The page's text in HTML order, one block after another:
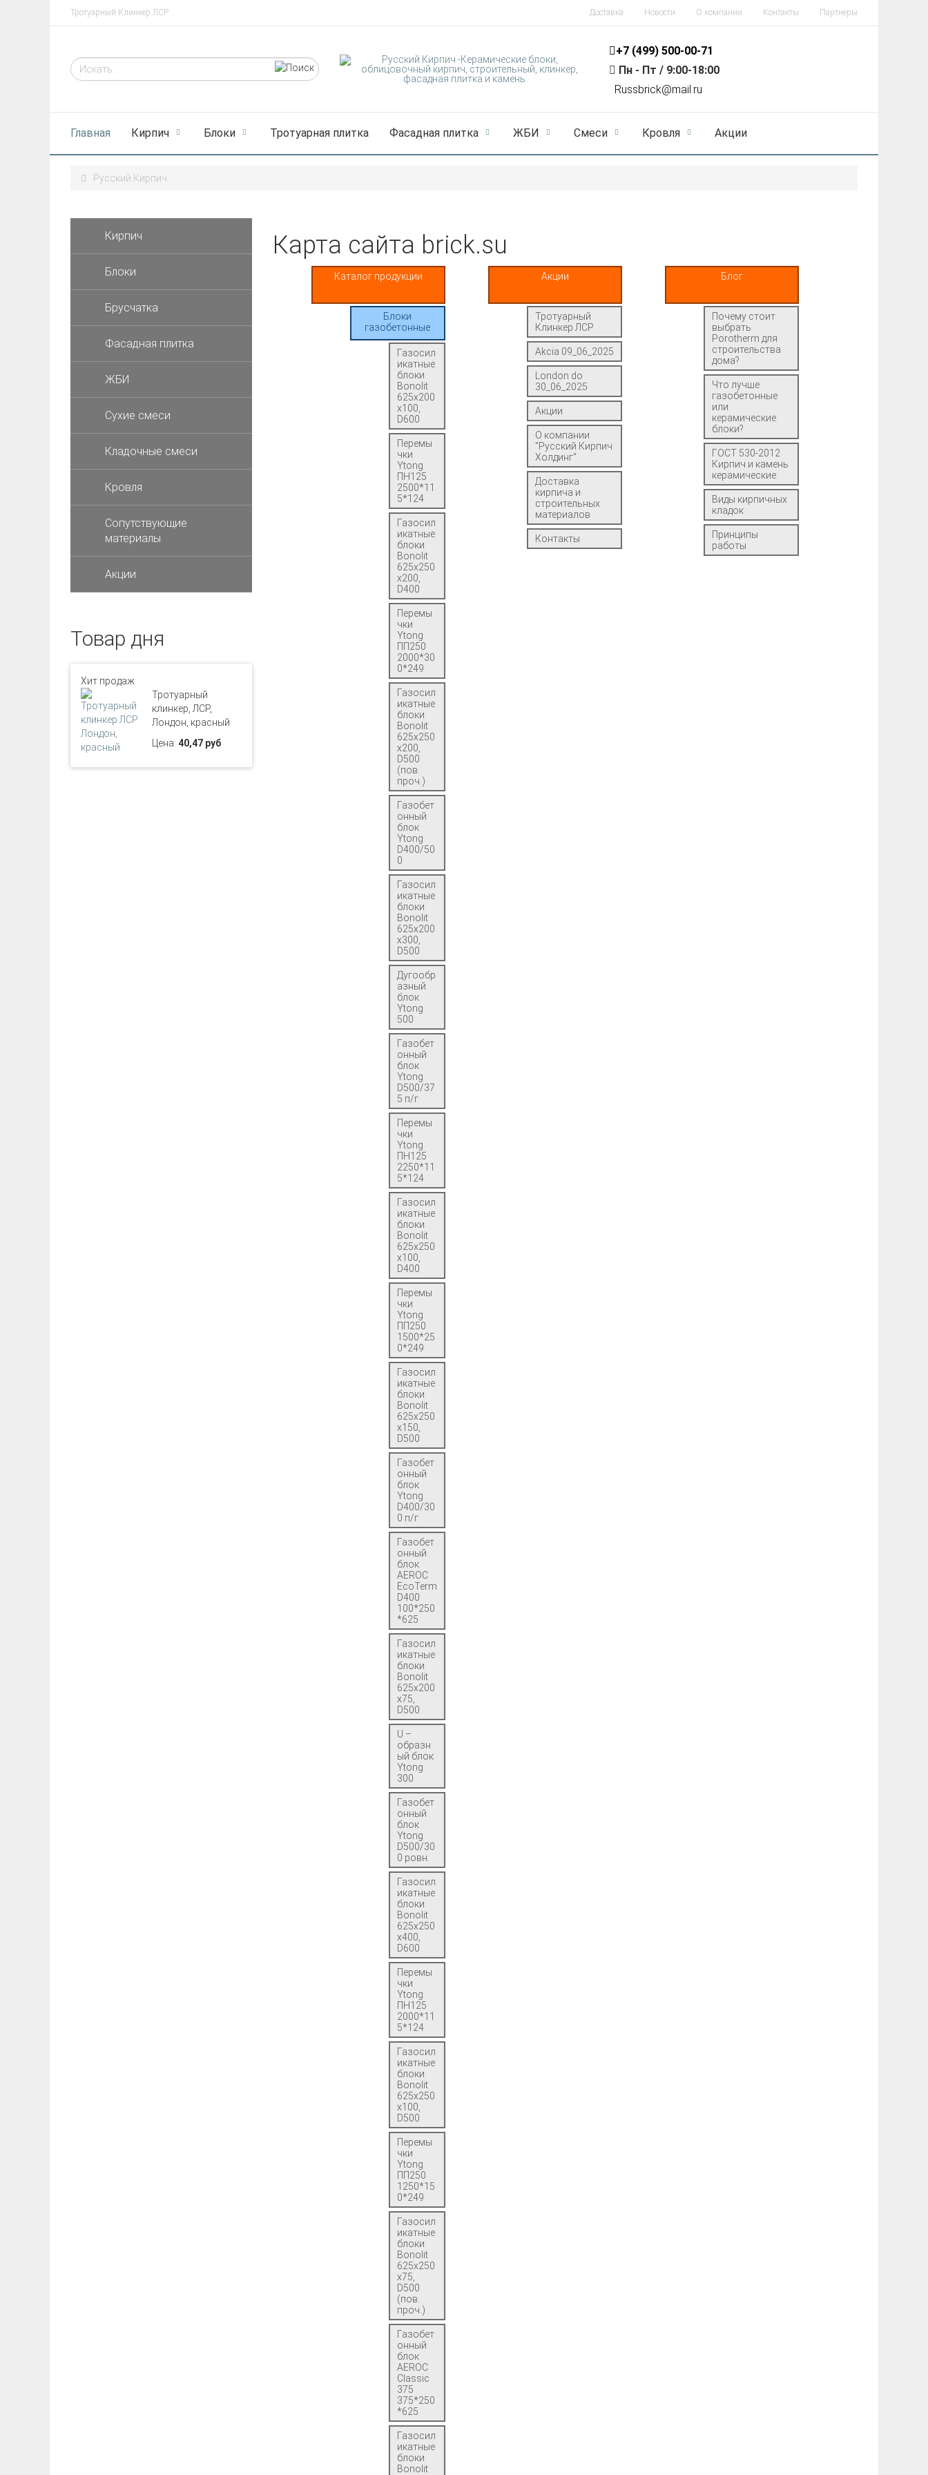
Тротуарный Клинкер ЛСР Доставка Новости О компании Контакты Партнеры
+7 (499) 500-00-71
Пн - Пт / 9:00-18:00
Russbrick@mail.ru
Главная Кирпич Блоки Тротуарная плитка Фасадная плитка ЖБИ Смеси Кровля Акции
Русский Кирпич
Карта сайта brick.su
Каталог продукции
Блоки
газобетонные
Газосил
икатные
блоки
Bonolit
625x200
x100,
D600
Перемы
чки
Ytong
ПН125
2500*11
5*124
Газосил
икатные
блоки
Bonolit
625x250
x200,
D400
Перемы
чки
Ytong
ПП250
2000*30
0*249
Газосил
икатные
блоки
Bonolit
625x250
x200,
D500
(пов.
проч.)
Газобет
онный
блок
Ytong
D400/50
0
Газосил
икатные
блоки
Bonolit
625x200
x300,
D500
Дугообр
азный
блок
Ytong
500
Газобет
онный
блок
Ytong
D500/37
5 п/г
Перемы
чки
Ytong
ПН125
2250*11
5*124
Газосил
икатные
блоки
Bonolit
625x250
x100,
D400
Перемы
чки
Ytong
ПП250
1500*25
0*249
Газосил
икатные
блоки
Bonolit
625x250
x150,
D500
Газобет
онный
блок
Ytong
D400/30
0 п/г
Газобет
онный
блок
AEROC
EcoTerm
D400
100*250
*625
Газосил
икатные
блоки
Bonolit
625x200
x75,
D500
U –
образн
ый блок
Ytong
300
Газобет
онный
блок
Ytong
D500/30
0 ровн.
Газосил
икатные
блоки
Bonolit
625x250
x400,
D600
Перемы
чки
Ytong
ПН125
2000*11
5*124
Газосил
икатные
блоки
Bonolit
625x250
x100,
D500
Перемы
чки
Ytong
ПП250
1250*15
0*249
Газосил
икатные
блоки
Bonolit
625x250
x75,
D500
(пов.
проч.)
Газобет
онный
блок
AEROC
Classic
375
375*250
*625
Газосил
икатные
блоки
Bonolit
Акции
Тротуарный
Клинкер ЛСР
Akcia 09_06_2025
London do
30_06_2025
Акции
О компании
"Русский Кирпич
Холдинг"
Доставка
кирпича и
строительных
материалов
Контакты
Блог
Почему стоит
выбрать
Porotherm для
строительства
дома?
Что лучше
газобетонные
или
керамические
блоки?
ГОСТ 530-2012
Кирпич и камень
керамические.
Виды кирпичных
кладок
Принципы
работы
Кирпич
Блоки
Брусчатка
Фасадная плитка
ЖБИ
Cухие смеси
Кладочные смеси
Кровля
Сопутствующие
материалы
Акции
Товар дня
Хит продаж
Тротуарный
клинкер, ЛСР,
Лондон, красный
Цена: 40,47 руб